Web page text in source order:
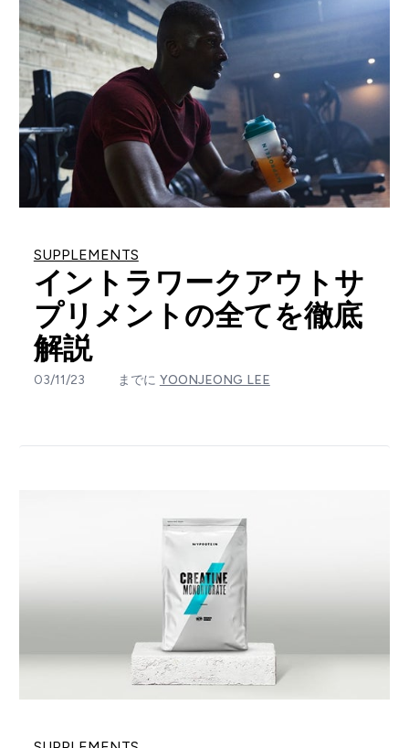
SUPPLEMENTS
イントラワークアウトサ
プリメントの全てを徹底
解説
03/11/23 までに YOONJEONG LEE